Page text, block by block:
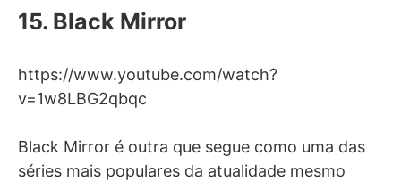
15. Black Mirror
https://www.youtube.com/watch?
v=1w8LBG2qbqc
Black Mirror é outra que segue como uma das
séries mais populares da atualidade mesmo